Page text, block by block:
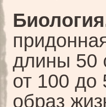
длины 50
от 100 до
образ